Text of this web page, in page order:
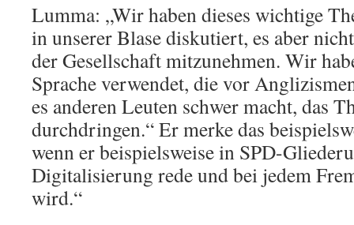
Lumma: „Wir haben dieses wichtige
in unserer Blase diskutiert, es aber
der Gesellschaft mitzunehmen. Wir
Sprache verwendet, die vor
es anderen Leuten schwer macht, das
durchdringen.“ Er merke das
wenn er beispielsweise in SPD-
Digitalisierung rede und bei jedem
wird.“